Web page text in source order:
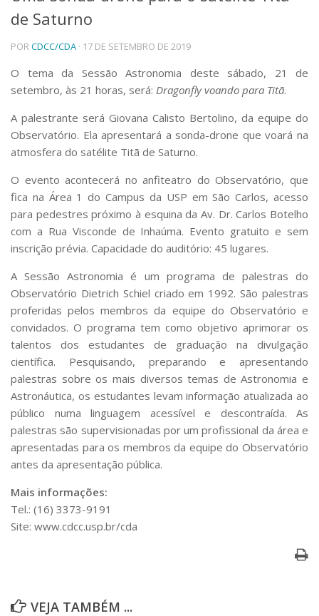
Telefones e Mapas
Pessoas
Ensino
Graduação
Pós-Graduação
Cursos de Extensão
Pesquisa e Inovação
Linhas de Pesquisa
Centros, Núcleos e Projetos em Rede
Pós-doutorado
Iniciação Científica
Transferência de Tecnologia
Empresas Juniores
Extensão à Comunidade
Projetos, Programas e Cursos
Artes, Cultura e Esportes
Museus e Espaços Interativos
Serviços
Bibliotecas
Apoio ao Estudante
Segurança, Trânsito e Prevenção
RH, Administrativo e Financeiro
Outros serviços
Comunicação
Assessorias e Mídias
Aplicativos e Sites
Agenda de Eventos
Defesa de Teses
de Saturno
PORCDCC/CDA · 17 DE SETEMBRO DE 2019
O tema da Sessão Astronomia deste sábado, 21 de
setembro, às 21 horas, será: Dragonfly voando para Titã.
A palestrante será Giovana Calisto Bertolino, da equipe do
Observatório. Ela apresentará a sonda-drone que voará na
atmosfera do satélite Titã de Saturno.
O evento acontecerá no anfiteatro do Observatório, que
fica na Área 1 do Campus da USP em São Carlos, acesso
para pedestres próximo à esquina da Av. Dr. Carlos Botelho
com a Rua Visconde de Inhaúma. Evento gratuito e sem
inscrição prévia. Capacidade do auditório: 45 lugares.
A Sessão Astronomia é um programa de palestras do
Observatório Dietrich Schiel criado em 1992. São palestras
proferidas pelos membros da equipe do Observatório e
convidados. O programa tem como objetivo aprimorar os
talentos dos estudantes de graduação na divulgação
científica. Pesquisando, preparando e apresentando
palestras sobre os mais diversos temas de Astronomia e
Astronáutica, os estudantes levam informação atualizada ao
público numa linguagem acessível e descontraída. As
palestras são supervisionadas por um profissional da área e
apresentadas para os membros da equipe do Observatório
antes da apresentação pública.
Mais informações:
Tel.: (16) 3373-9191
Site: www.cdcc.usp.br/cda
VEJA TAMBÉM ...